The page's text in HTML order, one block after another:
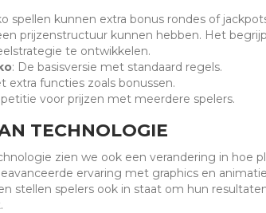
spellen kunnen extra bonus rondes of
prijzenstructuur kunnen hebben. Het
te ontwikkelen.
: De basisversie met standaard regels.
extra functies zoals bonussen.
voor prijzen met meerdere spelers.
TECHNOLOGIE
zien we ook een verandering in hoe
ervaring met graphics en
stellen spelers ook in staat om hun